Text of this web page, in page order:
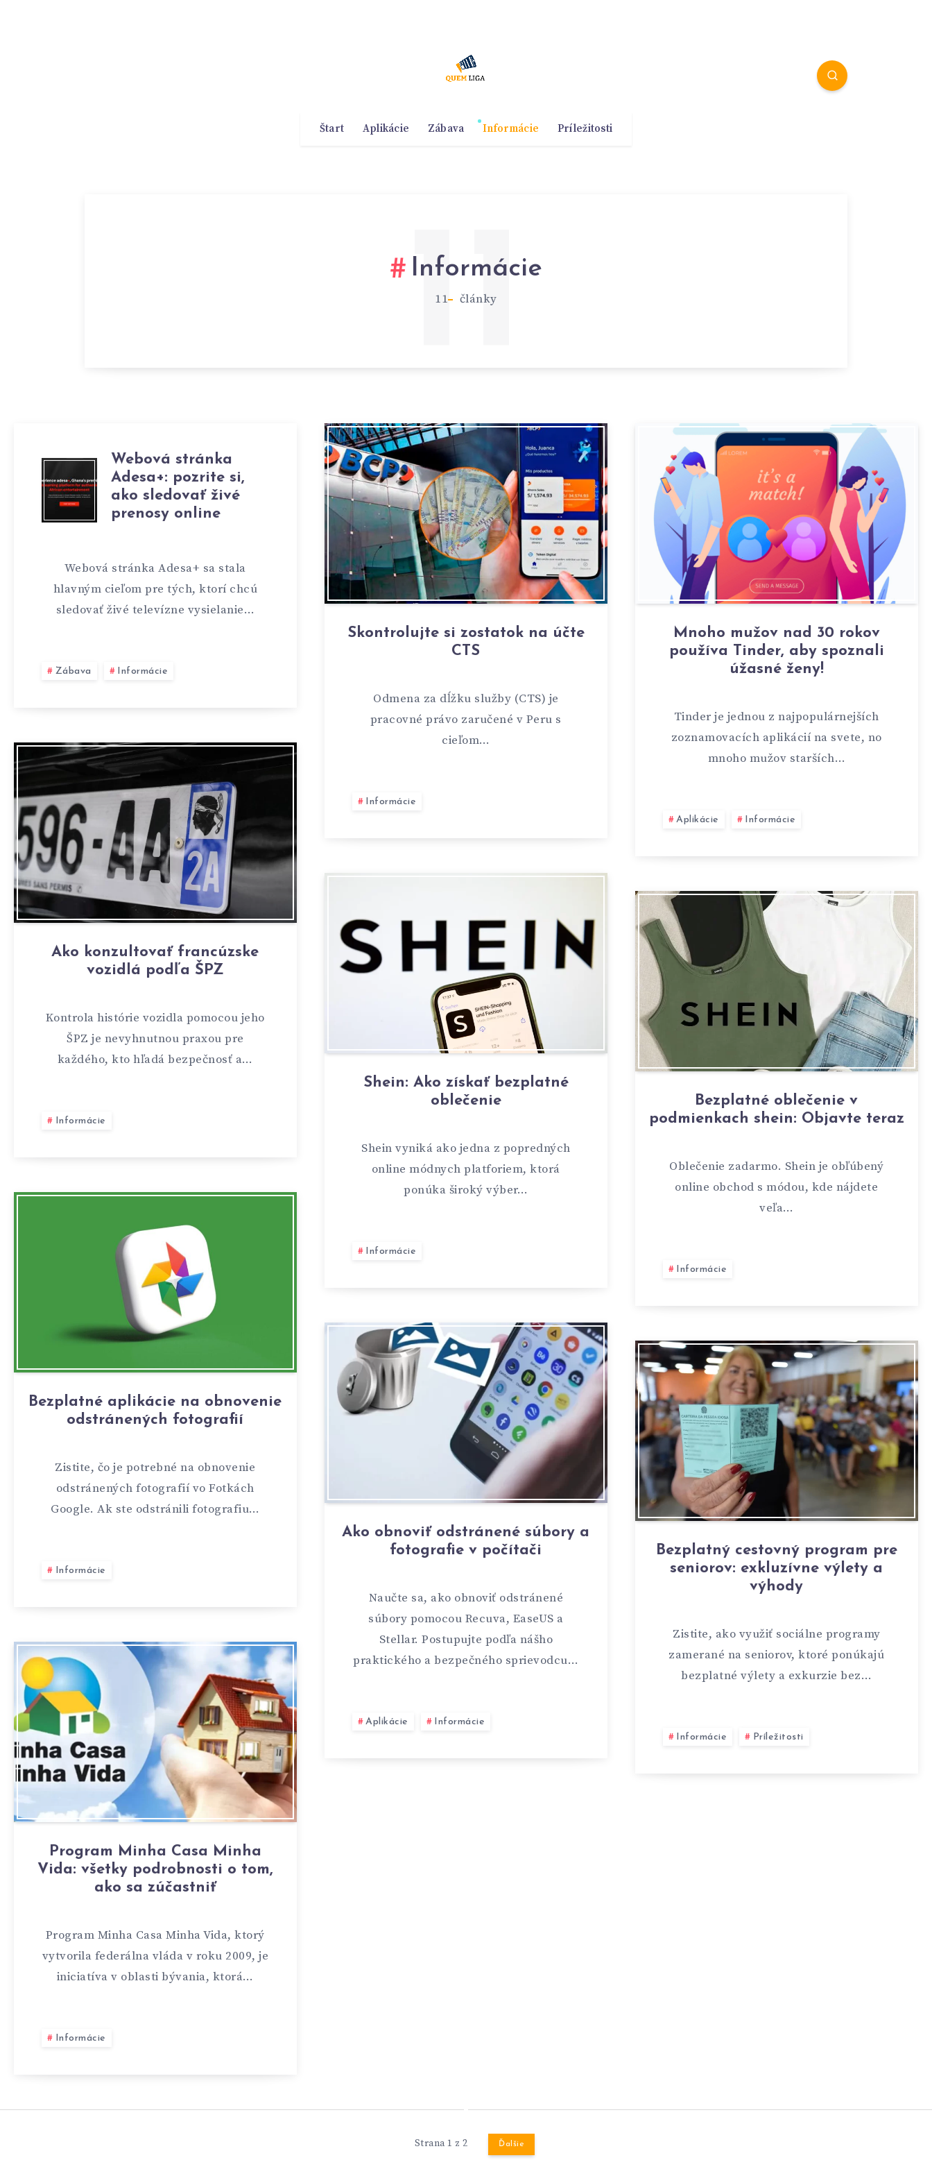
Štart Aplikácie Zábava Informácie Príležitosti
Informácie
11 články
11
Webová stránka
Adesa+: pozrite si,
ako sledovať živé
prenosy online
Webová stránka Adesa+ sa stala
hlavným cieľom pre tých, ktorí chcú
sledovať živé televízne vysielanie…
Zábava Informácie
Skontrolujte si zostatok na účte
CTS
Odmena za dĺžku služby (CTS) je
pracovné právo zaručené v Peru s
cieľom…
Informácie
Mnoho mužov nad 30 rokov
používa Tinder, aby spoznali
úžasné ženy!
Tinder je jednou z najpopulárnejších
zoznamovacích aplikácií na svete, no
mnoho mužov starších…
Aplikácie Informácie
Ako konzultovať francúzske
vozidlá podľa ŠPZ
Kontrola histórie vozidla pomocou jeho
ŠPZ je nevyhnutnou praxou pre
každého, kto hľadá bezpečnosť a…
Informácie
Shein: Ako získať bezplatné
oblečenie
Shein vyniká ako jedna z popredných
online módnych platforiem, ktorá
ponúka široký výber…
Informácie
Bezplatné oblečenie v
podmienkach shein: Objavte teraz
Oblečenie zadarmo. Shein je obľúbený
online obchod s módou, kde nájdete
veľa…
Informácie
Bezplatné aplikácie na obnovenie
odstránených fotografií
Zistite, čo je potrebné na obnovenie
odstránených fotografií vo Fotkách
Google. Ak ste odstránili fotografiu…
Informácie
Ako obnoviť odstránené súbory a
fotografie v počítači
Naučte sa, ako obnoviť odstránené
súbory pomocou Recuva, EaseUS a
Stellar. Postupujte podľa nášho
praktického a bezpečného sprievodcu…
Aplikácie Informácie
Bezplatný cestovný program pre
seniorov: exkluzívne výlety a
výhody
Zistite, ako využiť sociálne programy
zamerané na seniorov, ktoré ponúkajú
bezplatné výlety a exkurzie bez…
Informácie Príležitosti
Program Minha Casa Minha
Vida: všetky podrobnosti o tom,
ako sa zúčastniť
Program Minha Casa Minha Vida, ktorý
vytvorila federálna vláda v roku 2009, je
iniciatíva v oblasti bývania, ktorá…
Informácie
Strana 1 z 2 Ďalšie